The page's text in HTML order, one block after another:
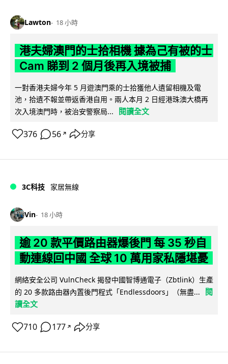
Lawton 18 小時
港夫婦澳門的士拾相機 據為己有被的士
Cam 睇到 2 個月後再入境被捕
一對香港夫婦今年 5 月遊澳門乘的士拾獲他人遺留相機及電
池，拾遺不報並帶返香港自用。兩人本月 2 日經港珠澳大橋再
次入境澳門時，被治安警察局...
閱讀全文
376 56 ↗ 分享
3C科技 家居無線
Vin 18 小時
逾 20 款平價路由器爆後門 每 35 秒自
動連線回中國 全球 10 萬用家私隱堪憂
網絡安全公司 VulnCheck 揭發中國智博通電子（Zbtlink）生產
的 20 多款路由器內置後門程式「Endlessdoors」（無盡...
閱
讀全文
710 177 ↗ 分享